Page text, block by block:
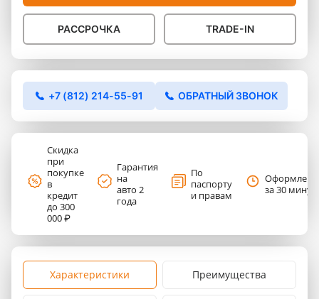
РАССРОЧКА TRADE-IN
+7 (812) 214-55-91 ОБРАТНЫЙ ЗВОНОК
Скидка
при
покупке
в
кредит
до 300
000 ₽
Гарантия
на
авто 2
года
По
паспорту
и правам
за 30 минут
Характеристики Преимущества